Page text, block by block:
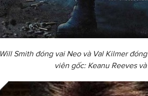
Will Smith đóng vai Neo và Val Kilmer
viên gốc: Keanu Reeves